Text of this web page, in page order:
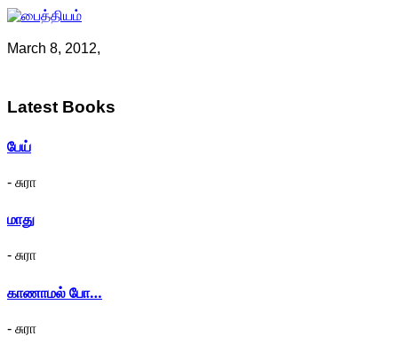
March 8, 2012,
Latest Books
பேய்
- சுரா
மாது
- சுரா
காணாமல் போ…
- சுரா